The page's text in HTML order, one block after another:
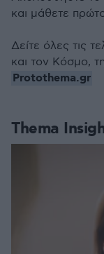
Thema
και μάθετε
Δείτε όλες τις
και τον Κόσμο,
Protothema.gr